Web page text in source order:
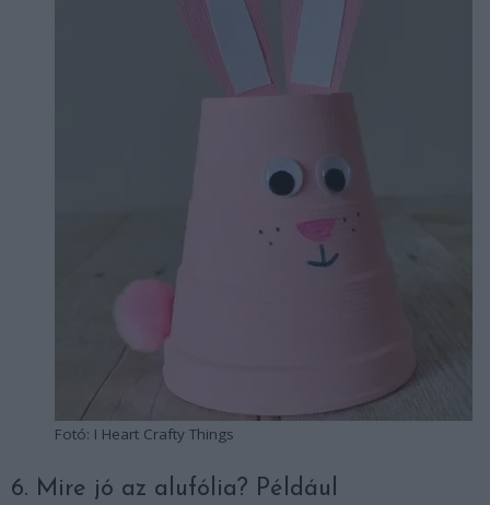
Fotó: I Heart Crafty Things
6. Mire jó az alufólia? Például